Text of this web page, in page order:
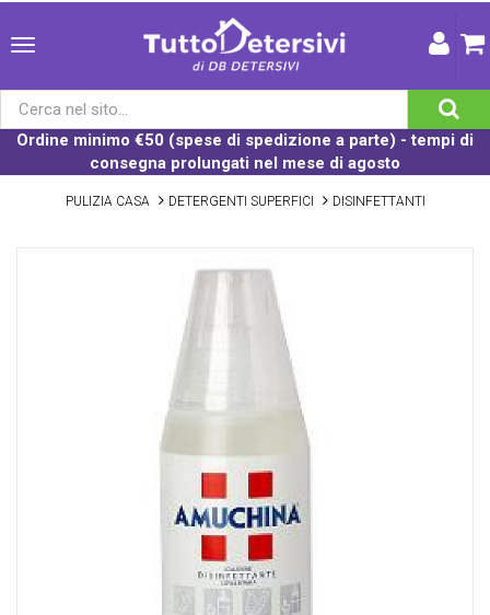
Ordine minimo €50 (spese di spedizione a parte) - tempi di
consegna prolungati nel mese di agosto
PULIZIA CASA DETERGENTI SUPERFICI DISINFETTANTI